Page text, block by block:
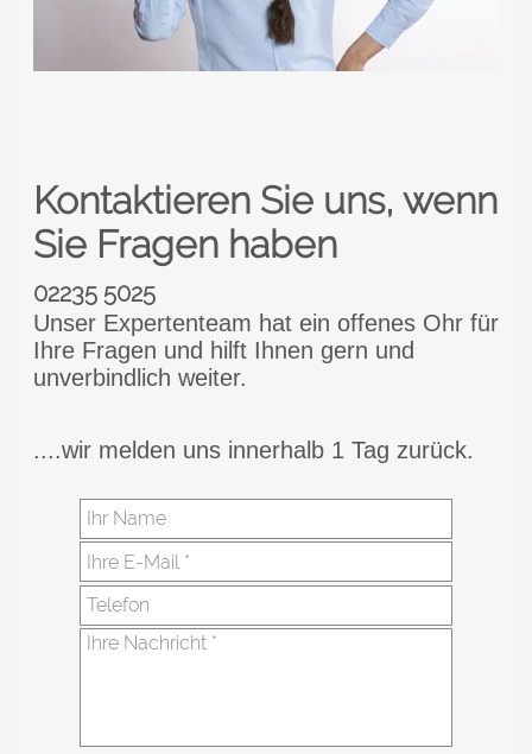
Kontaktieren Sie uns, wenn
Sie Fragen haben
02235 5025
Unser Expertenteam hat ein offenes Ohr für
Ihre Fragen und hilft Ihnen gern und
unverbindlich weiter.
....wir melden uns innerhalb 1 Tag zurück.